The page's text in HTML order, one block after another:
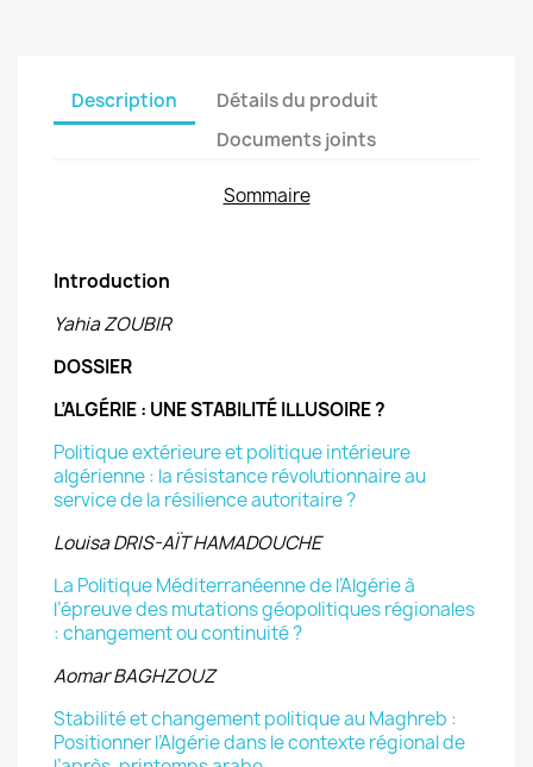
Description
Détails du produit
Documents joints
Sommaire
Introduction
Yahia ZOUBIR
DOSSIER
L’ALGÉRIE : UNE STABILITÉ ILLUSOIRE ?
Politique extérieure et politique intérieure
algérienne : la résistance révolutionnaire au
service de la résilience autoritaire ?
Louisa DRIS-AÏT HAMADOUCHE
La Politique Méditerranéenne de l’Algérie à
l’épreuve des mutationsgéopolitiques régionales
: changement ou continuité ?
Aomar BAGHZOUZ
Stabilité et changement politique au Maghreb :
Positionner l’Algériedans le contexte régional de